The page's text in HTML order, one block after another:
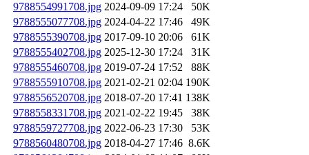
9788554991708.jpg 2024-09-09 17:24
50K
9788555077708.jpg 2024-04-22 17:46
49K
9788555390708.jpg 2017-09-10 20:06
61K
9788555402708.jpg 2025-12-30 17:24
31K
9788555460708.jpg 2019-07-24 17:52
88K
9788555910708.jpg 2021-02-21 02:04 190K
9788556520708.jpg 2018-07-20 17:41 138K
9788558331708.jpg 2021-02-22 19:45
38K
9788559727708.jpg 2022-06-23 17:30
53K
9788560480708.jpg 2018-04-27 17:46 8.6K